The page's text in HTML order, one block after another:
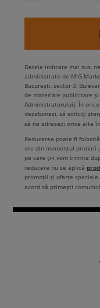
Datele indicate mai sus,
administrate de MIG
București, sector 3,
de materiale publicitare
Administratorului). În
dezabonezi, să soliciți
să ne adresezi orice alte
Reducerea poate fi
ore din momentul primirii
pe care ți-l vom trimite
reducere nu se aplică
promoții și oferte
acord să primești